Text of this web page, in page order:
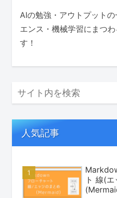
AIの勉強・アウトプット
エンス・機械学習にまつ
す！
人気記事
ト 線(